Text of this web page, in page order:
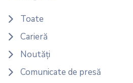
Toate
Carieră
Noutăți
Comunicate de presă